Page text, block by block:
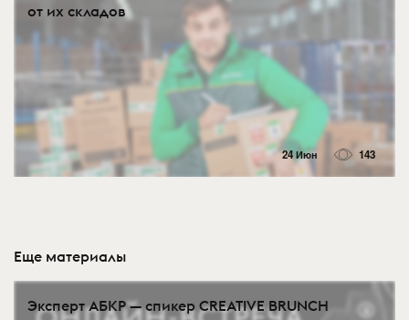
от их складов
24 Июн 143
Еще материалы
Эксперт АБКР — спикер CREATIVE BRUNCH